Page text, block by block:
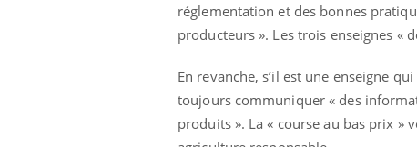
réglementation et des bonnes
producteurs ». Les trois enseignes «
En revanche, s’il est une enseigne
toujours communiquer « des
produits ». La « course au bas prix »